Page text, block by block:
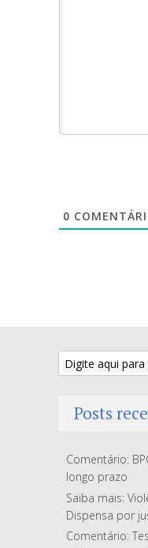
0
Posts
Comentário:
longo prazo
Saiba mais:
Dispensa por
Comentário: